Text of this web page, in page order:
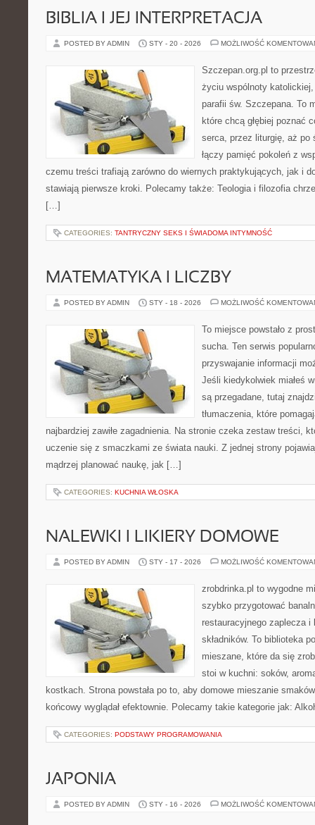
BIBLIA I JEJ INTERPRETACJA
POSTED BY ADMIN STY - 20 - 2026 MOŻLIWOŚĆ
Szczepan.org.pl to
życiu wspólnoty
parafii św. Szczepana. To
które chcą głębiej poznać
serca, przez liturgię, aż po
łączy pamięć pokoleń z
czemu treści trafiają zarówno do wiernych praktykujących, jak i
stawiają pierwsze kroki. Polecamy także: Teologia i filozofia
[…]
CATEGORIES: TANTRYCZNY SEKS I ŚWIADOMA INTYMNOŚĆ
MATEMATYKA I LICZBY
POSTED BY ADMIN STY - 18 - 2026 MOŻLIWOŚĆ
To miejsce powstało z
sucha. Ten serwis
przyswajanie informacji
Jeśli kiedykolwiek miałeś
są przegadane, tutaj
tłumaczenia, które
najbardziej zawiłe zagadnienia. Na stronie czeka zestaw treści,
uczenie się z smaczkami ze świata nauki. Z jednej strony
mądrzej planować naukę, jak […]
CATEGORIES: KUCHNIA WŁOSKA
NALEWKI I LIKIERY DOMOWE
POSTED BY ADMIN STY - 17 - 2026 MOŻLIWOŚĆ
zrobdrinka.pl to wygodne
szybko przygotować
restauracyjnego zaplecza
składników. To biblioteka
mieszane, które da się
stoi w kuchni: soków,
kostkach. Strona powstała po to, aby domowe mieszanie
końcowy wyglądał efektownie. Polecamy takie kategorie jak:
CATEGORIES: PODSTAWY PROGRAMOWANIA
JAPONIA
POSTED BY ADMIN STY - 16 - 2026 MOŻLIWOŚĆ